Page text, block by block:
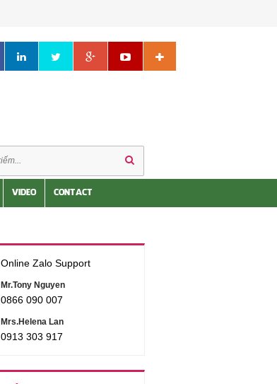
VIDEO CONTACT
Online Zalo Support
Mr.Tony Nguyen
0866 090 007
Mrs.Helena Lan
0913 303 917